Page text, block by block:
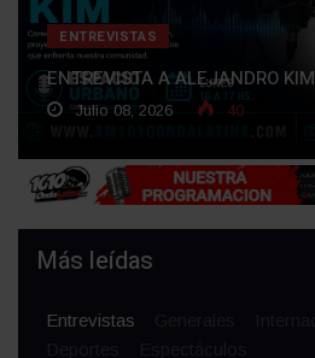
ENTREVISTAS
ENTREVISTA A ALEJANDRO KIM
Julio 08, 2026 40
Más leídas
Entrevistas